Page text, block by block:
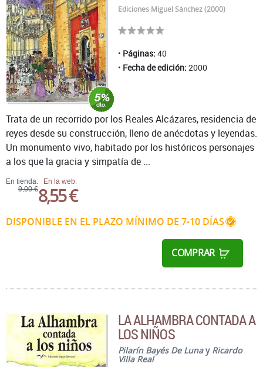
Ediciones Miguel Sánchez (2000)
Páginas: 40
Fecha de edición: 2000
En tienda:
9,00 €
En la web:
8,55 €
DISPONIBLE EN EL PLAZO MÍNIMO DE 7-10 DÍAS
COMPRAR
Trata de un recorrido por los Reales Alcázares, residencia de
reyes desde su construcción, lleno de anécdotas y leyendas.
Un monumento vivo, habitado por los históricos personajes
a los que la gracia y simpatía de ...
LA ALHAMBRA CONTADA A
LOS NIÑOS
Pilarín Bayés De Lunay Ricardo
Villa Real